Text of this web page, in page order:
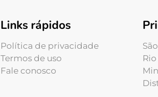
Links rápidos
Política de privacidade
Termos de uso
Fale conosco